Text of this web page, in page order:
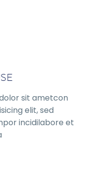
sit ametcon
elit, sed
incidilabore et